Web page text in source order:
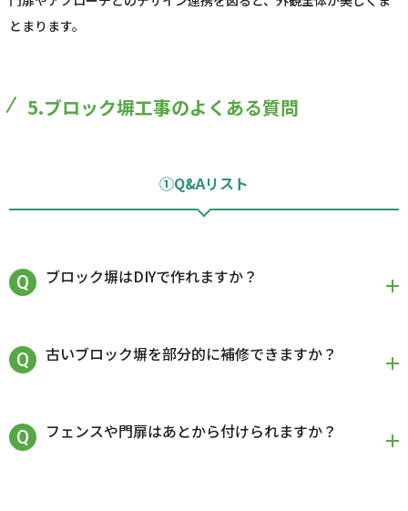
とまります。
5.ブロック塀工事のよくある質問
①Q&Aリスト
ブロック塀はDIYで作れますか？
古いブロック塀を部分的に補修できますか？
フェンスや門扉はあとから付けられますか？